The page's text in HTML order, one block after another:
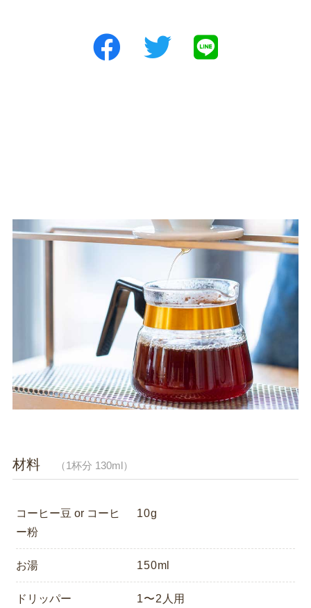
材料 （1杯分 130ml）
コーヒー豆 or コーヒ
ー粉
10g
お湯 150ml
ドリッパー 1〜2人用